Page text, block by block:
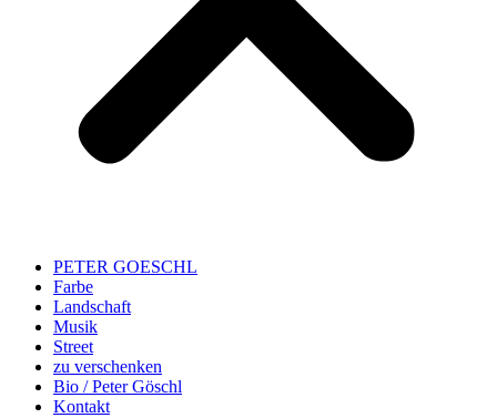
PETER GOESCHL
Farbe
Landschaft
Musik
Street
zu verschenken
Bio / Peter Göschl
Kontakt